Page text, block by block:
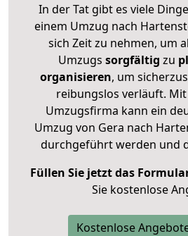
In der Tat gibt es viele
einem Umzug nach
sich Zeit zu nehmen, um
Umzugs sorgfältig zu
organisieren, um
reibungslos verläuft.
Umzugsfirma kann ein
Umzug von Gera nach
durchgeführt werden und
Füllen Sie jetzt das
Sie kostenlose
Kostenlose